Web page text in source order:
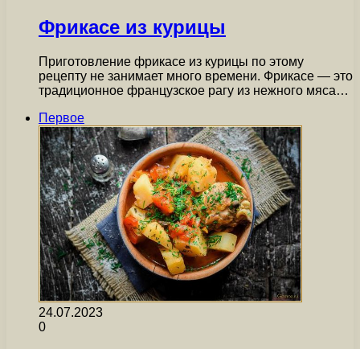
Фрикасе из курицы
Приготовление фрикасе из курицы по этому
рецепту не занимает много времени. Фрикасе — это
традиционное французское рагу из нежного мяса…
Первое
24.07.2023
0